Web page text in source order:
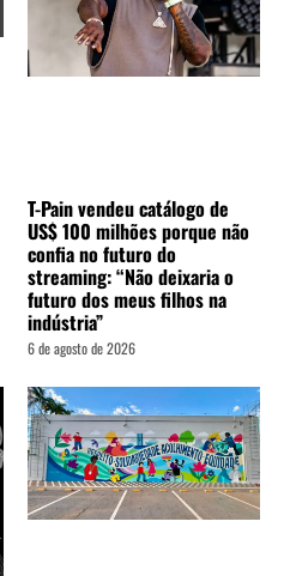
T-Pain vendeu catálogo de
US$ 100 milhões porque não
confia no futuro do
streaming: “Não deixaria o
futuro dos meus filhos na
indústria”
6 de agosto de 2026